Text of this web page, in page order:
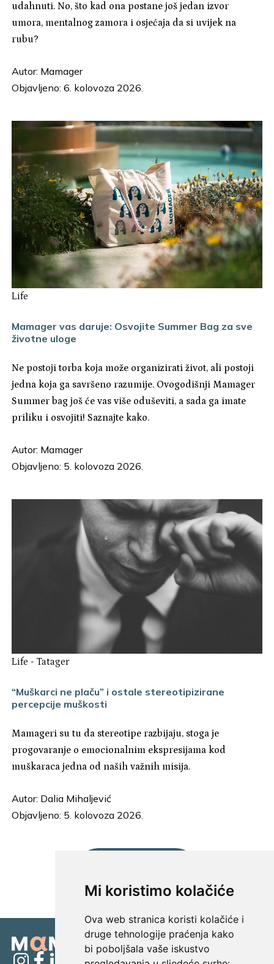
Mi koristimo kolačiće
Ova web stranica koristi kolačiće i
druge tehnologije praćenja kako
bi poboljšala vaše iskustvo
udahnuti. No, što kad ona postane još jedan izvor
umora, mentalnog zamora i osjećaja da si uvijek na
rubu?
Autor: Mamager
Objavljeno: 6. kolovoza 2026.
Life
Mamager vas daruje: Osvojite Summer Bag za sve
životne uloge
Ne postoji torba koja može organizirati život, ali postoji
jedna koja ga savršeno razumije. Ovogodišnji Mamager
Summer bag još će vas više oduševiti, a sada ga imate
priliku i osvojiti! Saznajte kako.
Autor: Mamager
Objavljeno: 5. kolovoza 2026.
Life -Tatager
“Muškarci ne plaču” i ostale stereotipizirane
percepcije muškosti
Mamageri su tu da stereotipe razbijaju, stoga je
progovaranje o emocionalnim ekspresijama kod
muškaraca jedna od naših važnih misija.
Autor: Dalia Mihaljević
Objavljeno: 5. kolovoza 2026.